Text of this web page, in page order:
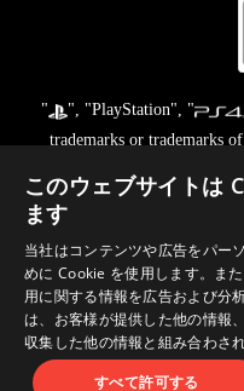
" ", "PlayStation", "
trademarks or trademarks
Nintendo Switch™ and The
©2023 Valve Corporation.
and/or registered trademarks
© FRENCH-
このウェブサイトは
ます
当社はコンテンツや広告をパー
めに Cookie を使用します。ま
用に関する情報を広告および分
は、お客様が提供した他の情報
収集した他の情報と組み合わさ
すべて許可する